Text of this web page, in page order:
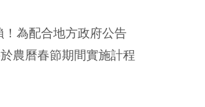
為配合地方政府公告
農曆春節期間實施計程